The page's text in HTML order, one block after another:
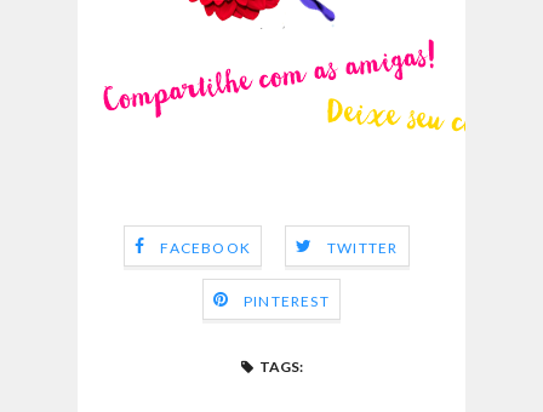
FACEBOOK TWITTER
PINTEREST
TAGS: